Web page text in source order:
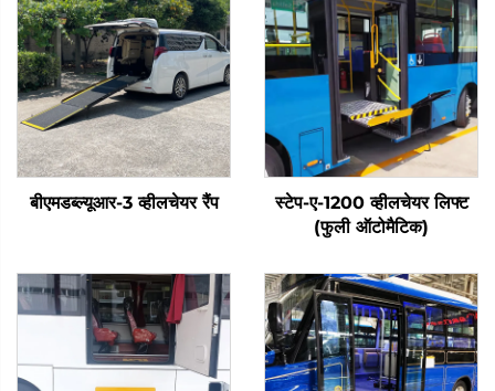
बीएमडब्ल्यूआर-3 व्हीलचेयर रैंप
स्टेप-ए-1200 व्हीलचेयर लिफ्ट
(फुली ऑटोमैटिक)